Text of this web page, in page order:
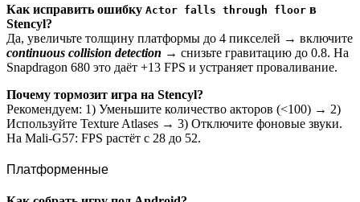
Как исправить ошибку Actor falls through floor в
Stencyl?
Да, увеличьте толщину платформы до 4 пикселей → включите
continuous collision detection → снизьте гравитацию до 0.8. На
Snapdragon 680 это даёт +13 FPS и устраняет проваливание.
Почему тормозит игра на Stencyl?
Рекомендуем: 1) Уменьшите количество акторов (<100) → 2)
Используйте Texture Atlases → 3) Отключите фоновые звуки.
На Mali-G57: FPS растёт с 28 до 52.
Платформенные